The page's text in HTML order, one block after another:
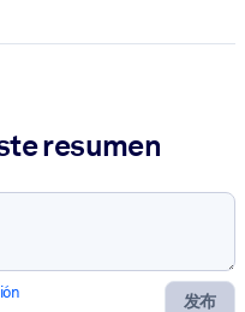
resumen
发布